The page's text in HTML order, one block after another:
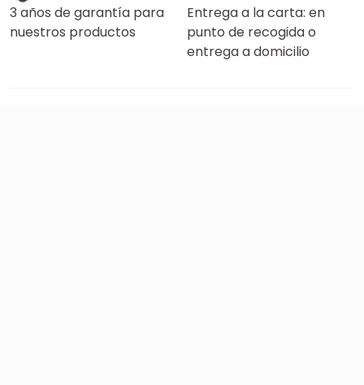
3 años de garantía para
nuestros productos
Entrega a la carta: en
punto de recogida o
entrega a domicilio